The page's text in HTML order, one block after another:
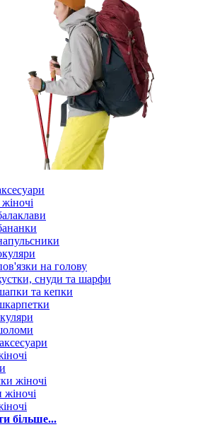
на голову
снуди та шарфи
та кепки
жіночі
більше...